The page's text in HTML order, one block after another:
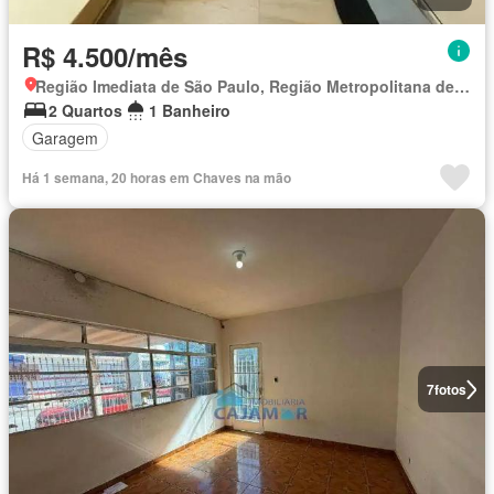
R$ 4.500/mês
Região Imediata de São Paulo, Região Metropolitana de São Paulo
2 Quartos
1 Banheiro
Garagem
Há 1 semana, 20 horas em Chaves na mão
7fotos